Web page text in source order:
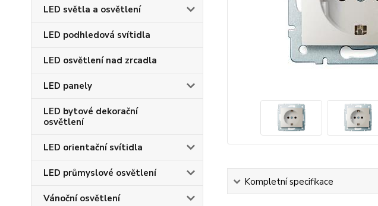
LED světla a osvětlení
LED podhledová svítidla
LED osvětlení nad zrcadla
LED panely
LED bytové dekorační
osvětlení
LED orientační svítidla
LED průmyslové osvětlení
Vánoční osvětlení
Kompletní specifikace